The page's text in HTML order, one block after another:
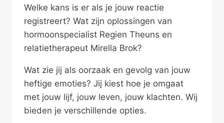
Welke kans is er als je jouw reactie
registreert? Wat zijn oplossingen van
hormoonspecialist Regien Theuns en
relatietherapeut Mirella Brok?
Wat zie jij als oorzaak en gevolg van jouw
heftige emoties? Jij kiest hoe je omgaat
met jouw lijf, jouw leven, jouw klachten. Wij
bieden je verschillende opties.